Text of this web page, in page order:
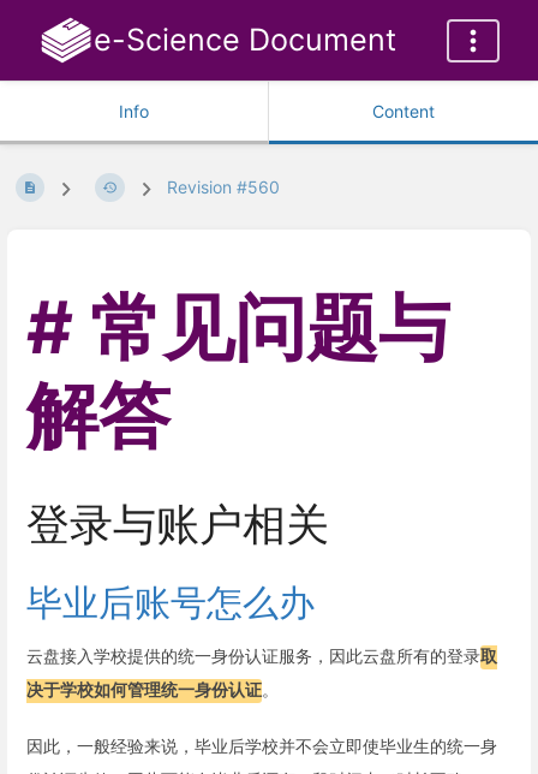
e-Science Document
Info Content
Revision #560
常见问题与
解答
登录与账户相关
毕业后账号怎么办
云盘接入学校提供的统一身份认证服务，因此云盘所有的登录取
决于学校如何管理统一身份认证。
因此，一般经验来说，毕业后学校并不会立即使毕业生的统一身